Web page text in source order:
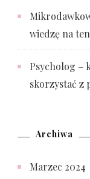
wiedzę na
Psycholog –
skorzystać z
Archiwa
Marzec 2024